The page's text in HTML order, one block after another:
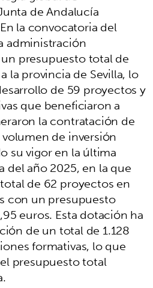
de Andalucía
la convocatoria del
administración
presupuesto total de
la provincia de Sevilla, lo
de 59 proyectos y
que beneficiaron a
la contratación de
de inversión
su vigor en la última
del año 2025, en la que
de 62 proyectos en
con un presupuesto
euros. Esta dotación ha
de un total de 1.128
formativas, lo que
presupuesto total